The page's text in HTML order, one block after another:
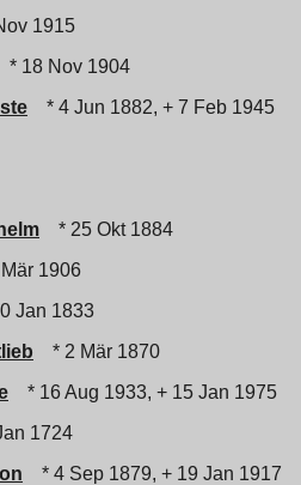
1915
* 18 Nov 1904
* 4 Jun 1882, + 7 Feb 1945
* 25 Okt 1884
1906
Jan 1833
* 2 Mär 1870
* 16 Aug 1933, + 15 Jan 1975
1724
* 4 Sep 1879, + 19 Jan 1917